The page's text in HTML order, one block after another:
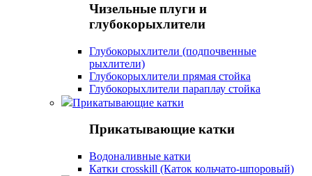
Чизельные плуги и
глубокорыхлители
Глубокорыхлители (подпочвенные
рыхлители)
Глубокорыхлители прямая стойка
Глубокорыхлители параплау стойка
Прикатывающие катки
Прикатывающие катки
Водоналивные катки
Катки crosskill (Каток кольчато-шпоровый)